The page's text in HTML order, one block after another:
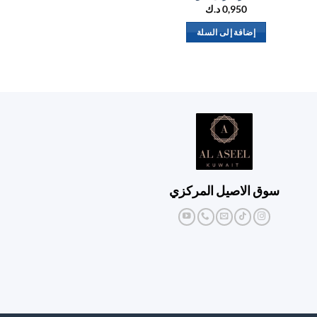
0,950د.ك
إضافة إلى السلة
سوق الاصيل المركزي